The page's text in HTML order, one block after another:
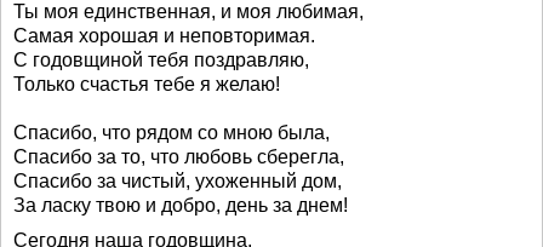
Ты моя единственная, и моя любимая,
Самая хорошая и неповторимая.
С годовщиной тебя поздравляю,
Только счастья тебе я желаю!
Спасибо, что рядом со мною была,
Спасибо за то, что любовь сберегла,
Спасибо за чистый, ухоженный дом,
За ласку твою и добро, день за днем!
Сегодня наша годовщина,